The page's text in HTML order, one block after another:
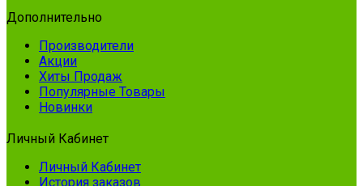
Дополнительно
Производители
Акции
Хиты Продаж
Популярные Товары
Новинки
Личный Кабинет
Личный Кабинет
История заказов